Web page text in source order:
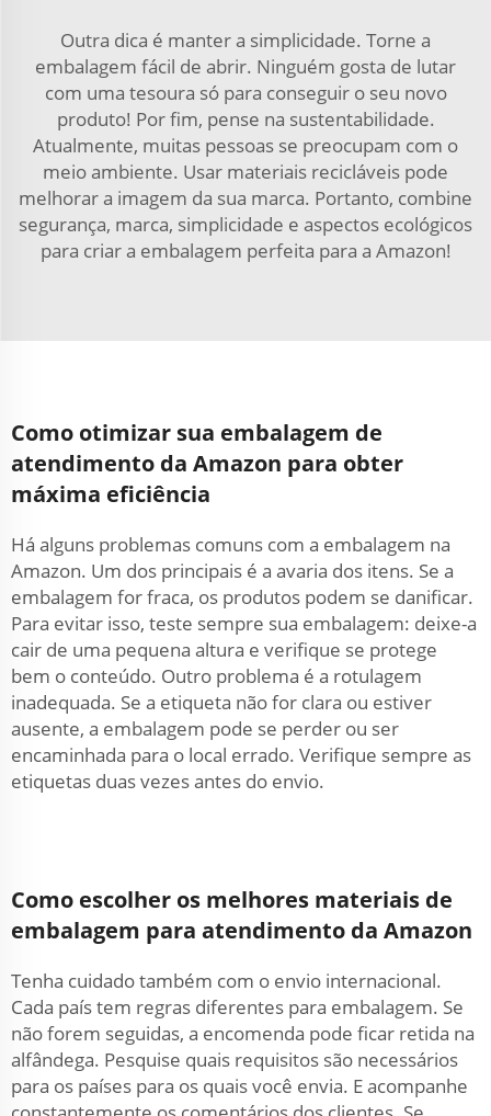
Outra dica é manter a simplicidade. Torne a
embalagem fácil de abrir. Ninguém gosta de lutar
com uma tesoura só para conseguir o seu novo
produto! Por fim, pense na sustentabilidade.
Atualmente, muitas pessoas se preocupam com o
meio ambiente. Usar materiais recicláveis pode
melhorar a imagem da sua marca. Portanto, combine
segurança, marca, simplicidade e aspectos ecológicos
para criar a embalagem perfeita para a Amazon!
Como otimizar sua embalagem de
atendimento da Amazon para obter
máxima eficiência
Há alguns problemas comuns com a embalagem na
Amazon. Um dos principais é a avaria dos itens. Se a
embalagem for fraca, os produtos podem se danificar.
Para evitar isso, teste sempre sua embalagem: deixe-a
cair de uma pequena altura e verifique se protege
bem o conteúdo. Outro problema é a rotulagem
inadequada. Se a etiqueta não for clara ou estiver
ausente, a embalagem pode se perder ou ser
encaminhada para o local errado. Verifique sempre as
etiquetas duas vezes antes do envio.
Como escolher os melhores materiais de
embalagem para atendimento da Amazon
Tenha cuidado também com o envio internacional.
Cada país tem regras diferentes para embalagem. Se
não forem seguidas, a encomenda pode ficar retida na
alfândega. Pesquise quais requisitos são necessários
para os países para os quais você envia. E acompanhe